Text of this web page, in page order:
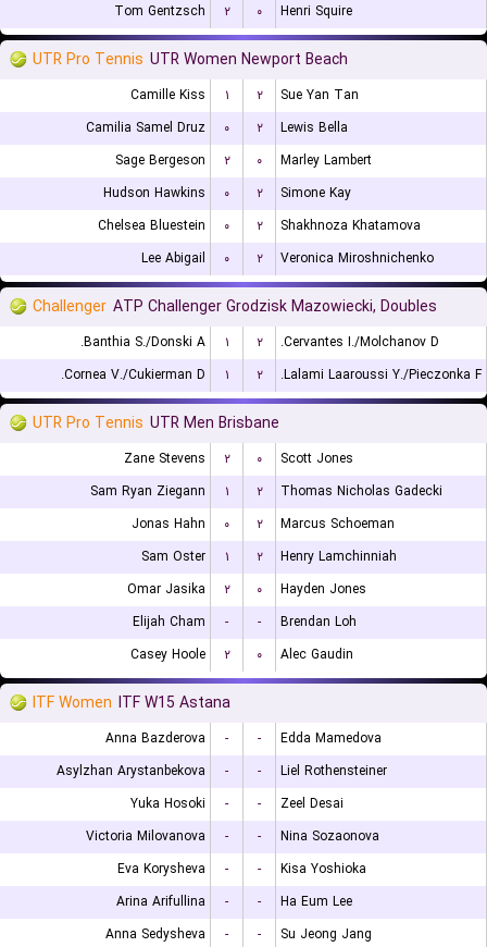
Tom Gentzsch
۲ ۰ Henri Squire
UTR Pro Tennis UTR Women Newport Beach
Camille Kiss ۱ ۲
Sue Yan Tan
Camilia Samel Druz
۰ ۲
Lewis Bella
Sage Bergeson
۲ ۰
Marley Lambert
Hudson Hawkins
۰ ۲
Simone Kay
Chelsea Bluestein
۰ ۲
Shakhnoza Khatamova
Lee Abigail
۰ ۲ Veronica Miroshnichenko
Challenger ATP Challenger Grodzisk Mazowiecki, Doubles
Banthia S./Donski A. ۱ ۲
Cervantes I./Molchanov D.
Cornea V./Cukierman D.
۱ ۲ Lalami Laaroussi Y./Pieczonka F.
UTR Pro Tennis UTR Men Brisbane
Zane Stevens ۲ ۰
Scott Jones
Sam Ryan Ziegann
۱ ۲
Thomas Nicholas Gadecki
Jonas Hahn
۰ ۲
Marcus Schoeman
Sam Oster
۱ ۲
Henry Lamchinniah
Omar Jasika
۲ ۰
Hayden Jones
Elijah Cham
- -
Brendan Loh
Casey Hoole
۲ ۰ Alec Gaudin
ITF Women ITF W15 Astana
Anna Bazderova - -
Edda Mamedova
Asylzhan Arystanbekova
- -
Liel Rothensteiner
Yuka Hosoki
- -
Zeel Desai
Victoria Milovanova
- -
Nina Sozaonova
Eva Korysheva
- -
Kisa Yoshioka
Arina Arifullina
- -
Ha Eum Lee
Anna Sedysheva
- -
Su Jeong Jang